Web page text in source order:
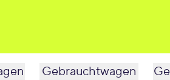
Gebrauchtwagen